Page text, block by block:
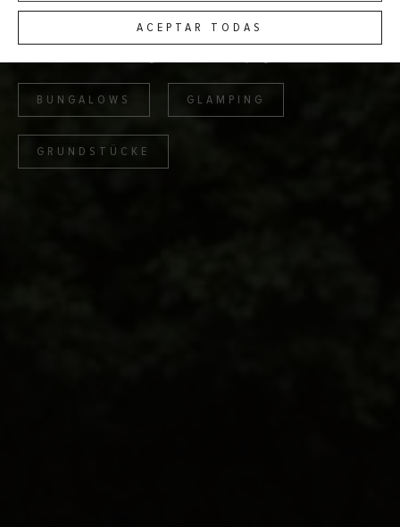
können ihre Verwendung zulassen oder ablehnen und Ihre
Einstellungen jederzeit ändern. Weitere Informationen finden
Sie in unsererCookie-Richtlinie.
ACEPTAR TODAS
Geschmack, von modernen Bungalows und Glamping-
Unterkünften mit allem Komfort bis hin zu Stellplätzen für
BUNGALOWS GLAMPING
GRUNDSTÜCKE